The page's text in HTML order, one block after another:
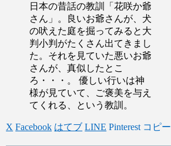
日本の昔話の教訓「花咲か爺
さん」。良いお爺さんが、犬
の吠えた庭を掘ってみると大
判小判がたくさん出てきまし
た。それを見ていた悪いお爺
さんが、真似したとこ
ろ・・・。 優しい行いは神
様が見ていて、ご褒美を与え
てくれる、という教訓。
X Facebook はてブ LINE Pinterest コピー